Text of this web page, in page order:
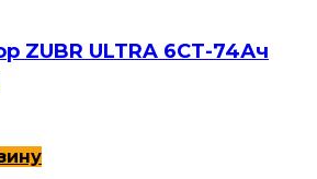
ZUBR ULTRA 6СТ-74Ач